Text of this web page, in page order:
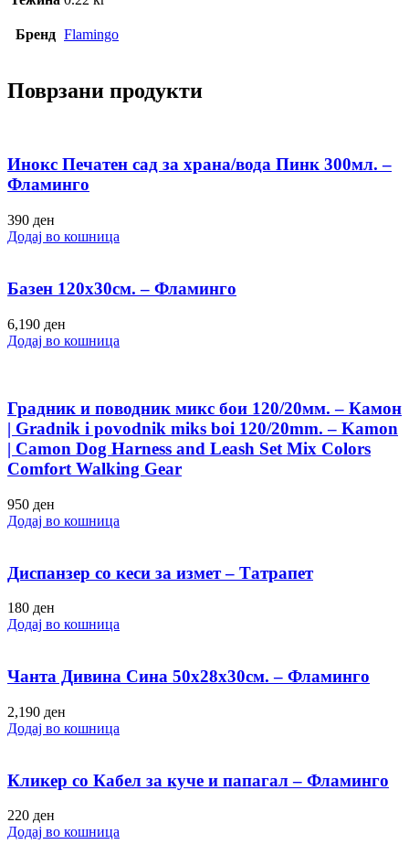
Бренд Flamingo
Поврзани продукти
Инокс Печатен сад за храна/вода Пинк 300мл. –
Фламинго
390 ден
Додај во кошница
Базен 120х30см. – Фламинго
6,190 ден
Додај во кошница
Градник и поводник микс бои 120/20мм. – Камон
| Gradnik i povodnik miks boi 120/20mm. – Kamon
| Camon Dog Harness and Leash Set Mix Colors
Comfort Walking Gear
950 ден
Додај во кошница
Диспанзер со кеси за измет – Татрапет
180 ден
Додај во кошница
Чанта Дивина Сина 50х28х30см. – Фламинго
2,190 ден
Додај во кошница
Кликер со Кабел за куче и папагал – Фламинго
220 ден
Додај во кошница